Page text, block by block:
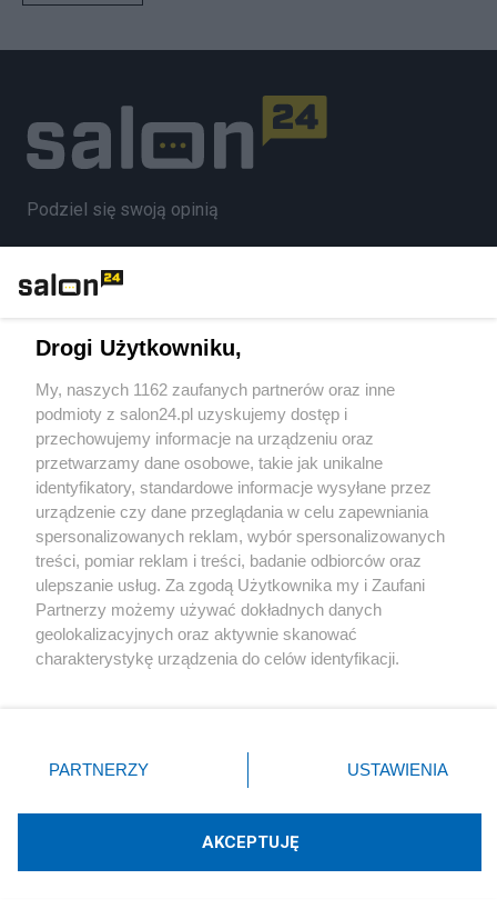
Podziel się swoją opinią
ZAŁÓŻ BLOG
Polityka
Gospodarka
Rozmaitości
Technologie
Sport
Społeczeństwo
Drogi Użytkowniku,
My, naszych 1162 zaufanych partnerów oraz inne
podmioty z salon24.pl uzyskujemy dostęp i
przechowujemy informacje na urządzeniu oraz
przetwarzamy dane osobowe, takie jak unikalne
identyfikatory, standardowe informacje wysyłane przez
urządzenie czy dane przeglądania w celu zapewniania
spersonalizowanych reklam, wybór spersonalizowanych
treści, pomiar reklam i treści, badanie odbiorców oraz
ulepszanie usług. Za zgodą Użytkownika my i Zaufani
Partnerzy możemy używać dokładnych danych
geolokalizacyjnych oraz aktywnie skanować
charakterystykę urządzenia do celów identyfikacji.
zmienić/wycofać klikając przycisk ustawień prywatności
znajdujący się w lewym dolnym rogu strony
rodzaje przetwarzania danych nie wymagają zgody
użytkownika, ale masz prawo sprzeciwić się takiemu
PARTNERZY USTAWIENIA
AKCEPTUJĘ